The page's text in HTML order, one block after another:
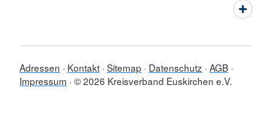
Adressen Kontakt Sitemap Datenschutz AGB
Impressum © 2026 Kreisverband Euskirchen e.V.